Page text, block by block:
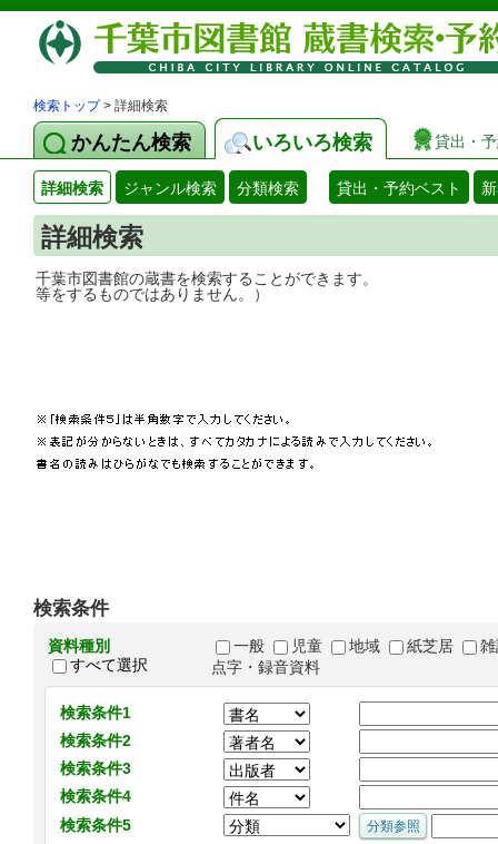
検索トップ> 詳細検索
かんたん検索 いろいろ検索 貸出・
詳細検索 ジャンル検索 分類検索 貸出・予約ベスト
詳細検索
千葉市図書館の蔵書を検索することがで
等をするものではありません。）
検索条件
資料種別
すべて選択
一般 児童 地域 紙芝居
点字・録音資料
検索条件1
検索条件2
検索条件3
検索条件4
検索条件5